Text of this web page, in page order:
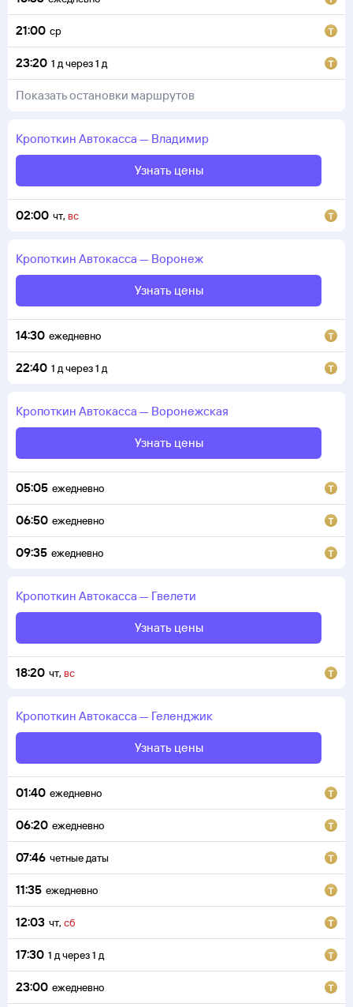
21:00 ср
23:20 1 дчерез1 д
Показать остановки маршрутов
Кропоткин Автокасса — Владимир
Узнать цены
02:00 чт, вс
Кропоткин Автокасса — Воронеж
Узнать цены
14:30 ежедневно
22:40 1 дчерез1 д
Кропоткин Автокасса — Воронежская
Узнать цены
05:05 ежедневно
06:50 ежедневно
09:35 ежедневно
Кропоткин Автокасса — Гвелети
Узнать цены
18:20 чт, вс
Кропоткин Автокасса — Геленджик
Узнать цены
01:40 ежедневно
06:20 ежедневно
07:46 четные даты
11:35 ежедневно
12:03 чт, сб
17:30 1 дчерез1 д
23:00 ежедневно